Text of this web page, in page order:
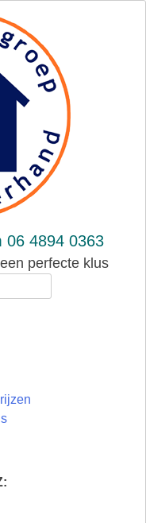
06 4894 0363
perfecte klus